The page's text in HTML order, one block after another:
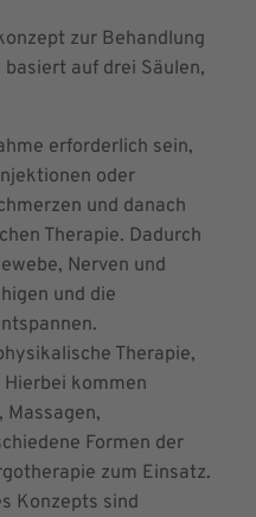
zur Behandlung
auf drei Säulen,
erforderlich sein,
oder
und danach
Therapie. Dadurch
Nerven und
und die
Therapie,
kommen
Massagen,
Formen der
zum Einsatz.
Konzepts sind